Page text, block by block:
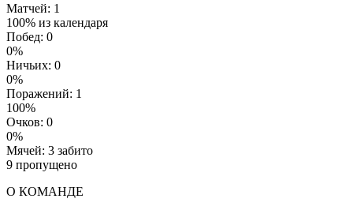
Матчей: 1
100% из календаря
Побед: 0
0%
Ничьих: 0
0%
Поражений: 1
100%
Очков: 0
0%
Мячей: 3 забито
9 пропущено
О КОМАНДЕ